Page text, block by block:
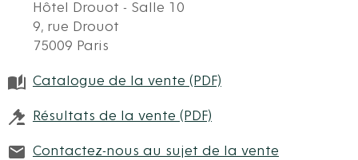
Hôtel Drouot - Salle 10
9, rue Drouot
75009 Paris
Catalogue de la vente (PDF)
Résultats de la vente (PDF)
Contactez-nous au sujet de la vente